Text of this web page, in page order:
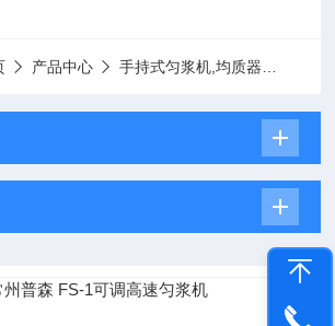
产品中心 手持式匀浆机,均质器